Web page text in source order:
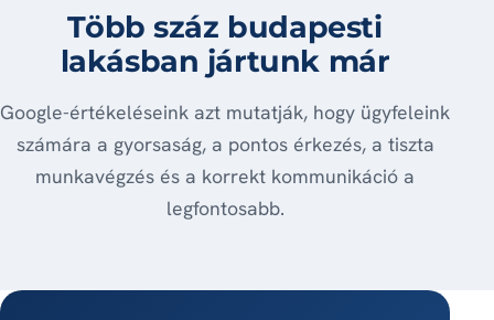
Több száz budapesti
lakásban jártunk már
Google-értékeléseink azt mutatják, hogy ügyfeleink
számára a gyorsaság, a pontos érkezés, a tiszta
munkavégzés és a korrekt kommunikáció a
legfontosabb.